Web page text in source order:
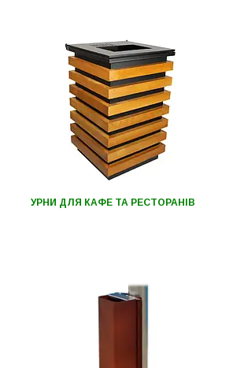
УРНИ ДЛЯ КАФЕ ТА РЕСТОРАНІВ